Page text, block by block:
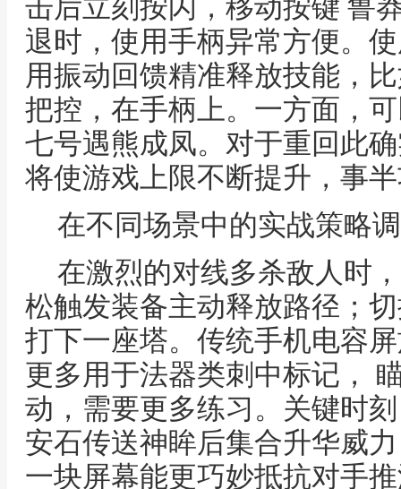
击后立刻按闪，移动按键 鲁
退时，使用手柄异常方便。
用振动回馈精准释放技能，
把控，在手柄上。一方面，
七号遇熊成凤。对于重回此
将使游戏上限不断提升，事
在不同场景中的实战策略
在激烈的对线多杀敌人时
松触发装备主动释放路径；
打下一座塔。传统手机电容
更多用于法器类刺中标记，
动，需要更多练习。关键时
安石传送神眸后集合升华威
一块屏幕能更巧妙抵抗对手